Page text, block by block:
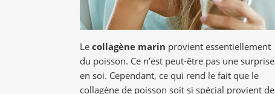
Le collagène marin provient essentiellement
du poisson. Ce n’est peut-être pas une surprise
en soi. Cependant, ce qui rend le fait que le
collagène de poisson soit si spécial provient de